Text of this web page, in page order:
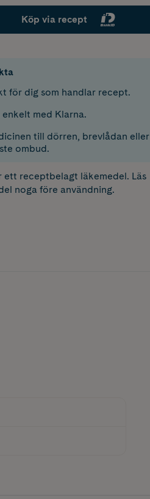
Köp via recept
för dig som handlar recept.
enkelt med Klarna.
till dörren, brevlådan eller
ombud.
ett receptbelagt läkemedel. Läs
noga före användning.